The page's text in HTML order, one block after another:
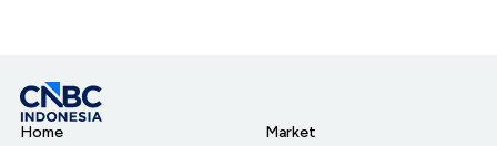
Home
Market